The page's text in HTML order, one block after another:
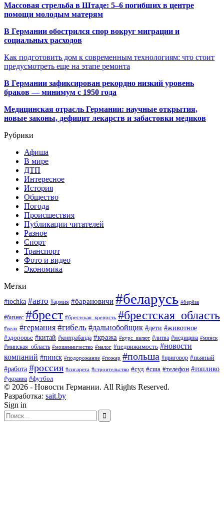
Массовая стрельба в Штаде: 5–6 погибших в центре
помощи молодым матерям
В Германии обострился спор вокруг миграции и
социальных расходов
Как подготовить дом к современным технологиям: что стоит
предусмотреть еще на этапе ремонта
В Германии зафиксирован рекордно низкий уровень
браков — минимум с 1950 года
Медицинская отрасль Германии: научные открытия,
новые законы, дефицит лекарств и забастовки медиков
Рубрики
Афиша
В мире
ДТП
Интересное
История
Общество
Погода
Происшествия
Публикации читателей
Разное
Спорт
Транспорт
Фото и видео
Экономика
Метки
#tochka #авто #армия #барановичи #беларусь #берёза
#бизнес #брест #брестская_крепость #брестская_область
#вело #германия #гибель #дальнобойщик #дети #животное
#здоровье #китай #контрабанда #кража #курс_валют #литва #медицина #минск
#минская_область #мошенничество #налог #недвижимость #новости
компаний #пинск #подорожание #пожар #польша #приговор #пьяный
#работа #россия #сигарета #строительство #суд #сша #телефон #топливо
#украина #футбол
© 2026 - Новости Германии. All Rights Reserved.
Разработка: sait.by
Sign in